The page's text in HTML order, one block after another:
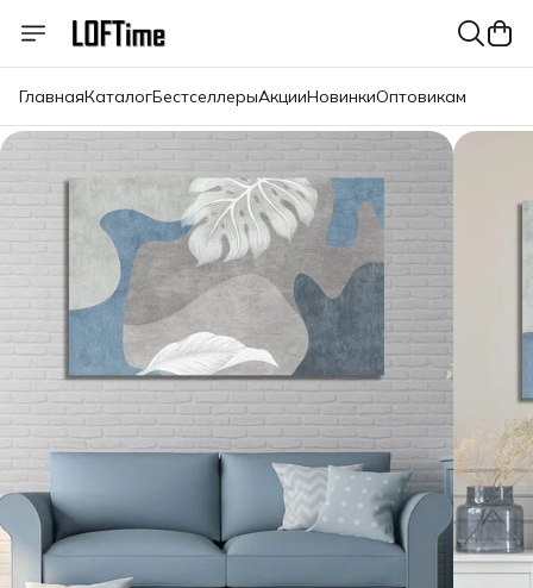
ГлавнаяКаталогБестселлерыАкцииНовинкиОптовикам